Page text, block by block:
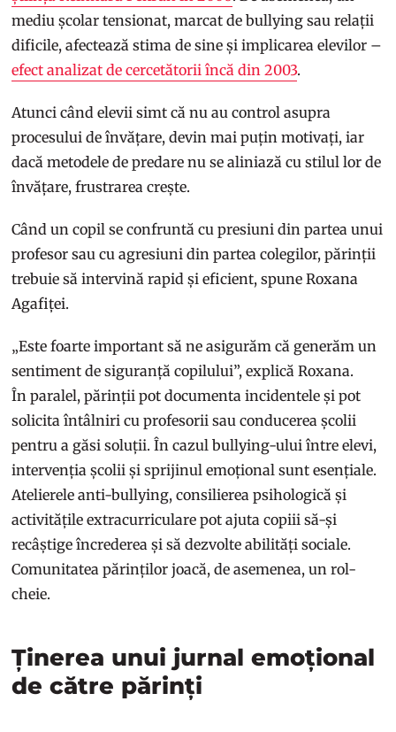
mediu școlar tensionat, marcat de bullying sau relații
dificile, afectează stima de sine și implicarea elevilor –
efect analizat de cercetătorii încă din 2003.
Atunci când elevii simt că nu au control asupra
procesului de învățare, devin mai puțin motivați, iar
dacă metodele de predare nu se aliniază cu stilul lor de
învățare, frustrarea crește.
Când un copil se confruntă cu presiuni din partea unui
profesor sau cu agresiuni din partea colegilor, părinții
trebuie să intervină rapid și eficient, spune Roxana
Agafiței.
„Este foarte important să ne asigurăm că generăm un
sentiment de siguranță copilului”, explică Roxana.
În paralel, părinții pot documenta incidentele și pot
solicita întâlniri cu profesorii sau conducerea școlii
pentru a găsi soluții. În cazul bullying-ului între elevi,
intervenția școlii și sprijinul emoțional sunt esențiale.
Atelierele anti-bullying, consilierea psihologică și
activitățile extracurriculare pot ajuta copiii să-și
recâștige încrederea și să dezvolte abilități sociale.
Comunitatea părinților joacă, de asemenea, un rol-
cheie.
Ținerea unui jurnal emoțional
de către părinți